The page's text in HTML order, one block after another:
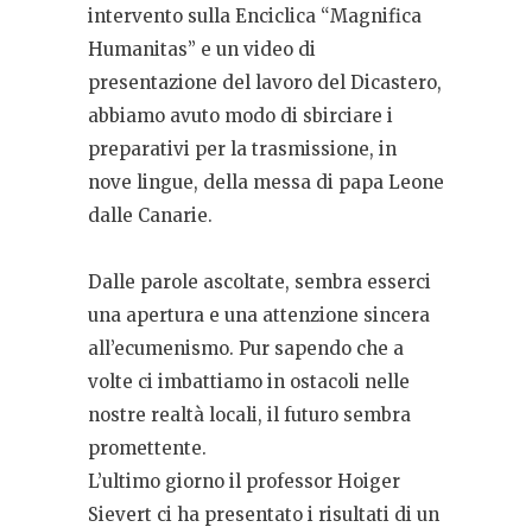
intervento sulla Enciclica “Magnifica
Humanitas” e un video di
presentazione del lavoro del Dicastero,
abbiamo avuto modo di sbirciare i
preparativi per la trasmissione, in
nove lingue, della messa di papa Leone
dalle Canarie.
Dalle parole ascoltate, sembra esserci
una apertura e una attenzione sincera
all’ecumenismo. Pur sapendo che a
volte ci imbattiamo in ostacoli nelle
nostre realtà locali, il futuro sembra
promettente.
L’ultimo giorno il professor Hoiger
Sievert ci ha presentato i risultati di un